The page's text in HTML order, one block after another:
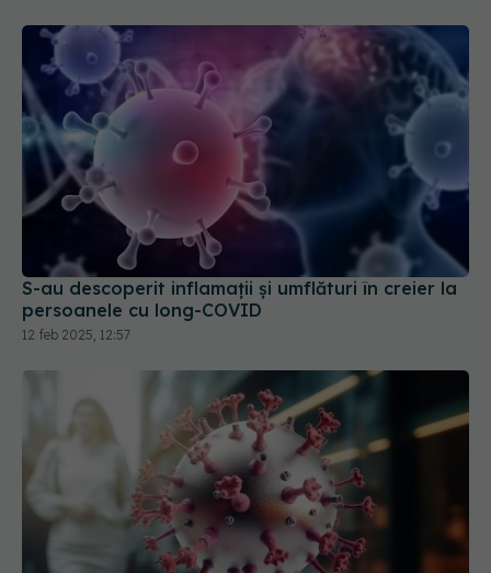
S-au descoperit inflamaţii și umflături în creier la
persoanele cu long-COVID
12 feb 2025, 12:57